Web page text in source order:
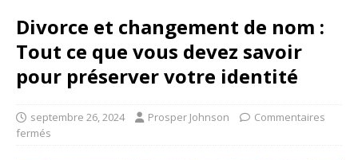
Divorce et changement de nom :
Tout ce que vous devez savoir
pour préserver votre identité
septembre 26, 2024 Prosper Johnson
Commentaires
fermés